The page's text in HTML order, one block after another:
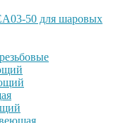
50 для шаровых